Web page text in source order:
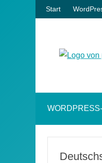
Zum
Inhalt
Start